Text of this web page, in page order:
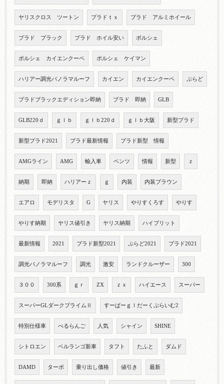
ヤリスクロス ツートン プラドｔｘ プラド アルミホイール
プラド ブラック プラド ホイル安い ポルシェ
ポルシェ カイエンクーペ ポルシェ ケイマン
ハリアー調光パノラマルーフ カイエン カイエンクーペ ぷらど
プラドブラックエディション即納 プラド 即納 GLB
GLB220ｄ ｇｌｂ ｇｌｂ220ｄ ｇｌｂ大阪 新型プラド
新型プラド2021 プラド最新情報 プラド新型 情報
AMGライン AMG 輸入車 ベンツ 情報 新型 ｚ
納期 即納 ハリアーｚ ｇ 内装 内装ブラウン
エアロ モデリスタ G ヤリス やりすくろす やりす
やりす納期 ヤリス値引き ヤリス納期 ハイブリット
最新情報 2021 プラド新型2021 ぷらど2021 プラド2021
調光パノラマルーフ 調光 激安 ランドクルーザー 300
３００ 300系 ｇｒ ZX ｚｘ ハイエース スーパー
スーパーGLダークプライムⅡ すーぱーｇｌだーくぷらいむ2
特別仕様車 べるらんご 人気 シャイン SHINE
シトロエン ベルランゴ新車 タフト たふと ダムド
DAMD ターボ 乗り出し価格 値引き 最新